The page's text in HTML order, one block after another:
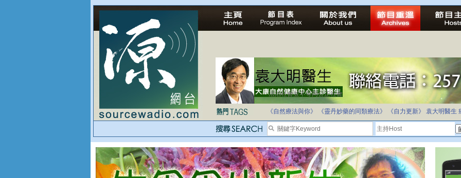
法治社會並不等同公正社會
自家教育合法化-推動多元化教育，全民學卷制
《自然療法與你》
《靈丹妙藥的同類療法》 《自力更新》 袁大明醫生